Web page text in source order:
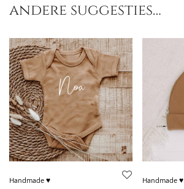
andere suggesties…
Handmade ♥ Handmade ♥